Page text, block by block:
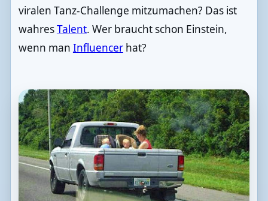
viralen Tanz-Challenge mitzumachen? Das ist
wahresTalent. Wer braucht schon Einstein,
wenn man Influencerhat?